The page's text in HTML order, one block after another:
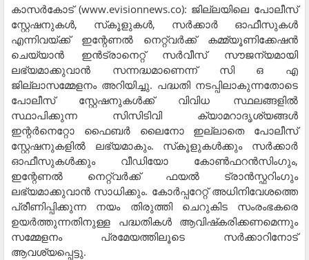
കാസര്‍കോട് (www.evisionnews.co): ജില്ലയിലെ പോലീസ്
സ്റ്റേഷനുകള്‍, സ്‌കൂളുകള്‍, സര്‍ക്കാര്‍ ഓഫീസുകള്‍
എന്നിവയ്ക്ക് ഇന്റേണല്‍ നെറ്റ്വര്‍ക്ക് കമ്മ്യൂണിക്കേഷന്‍
ചെയ്യാന്‍ ഇന്‍ട്രാനെറ്റ് സര്‍വീസ് സൗജന്യമായി
ലഭ്യമാക്കുവാന്‍ സന്നദ്ധമാണെന്ന് സി ഒ എ
ജില്ലാസമ്മേളനം അറിയിച്ചു. പദ്ധതി നടപ്പിലാകുന്നതോടെ
പോലീസ് സ്റ്റേഷനുകള്‍ക്ക് വിവിധ സ്ഥലങ്ങളില്‍
സ്ഥാപിക്കുന്ന സിസിടിവി ക്യാമറാദൃശ്യങ്ങള്‍
ഇന്റര്‍നെറ്റോ ഫൈബര്‍ ലൈനോ ഇല്ലാതെ പോലീസ്
സ്റ്റേഷനുകളില്‍ ലഭ്യമാകും. സ്‌കൂളുകള്‍ക്കും സര്‍ക്കാര്‍
ഓഫീസുകള്‍ക്കും വീഡിയോ കോണ്‍ഫറന്‍സിംഗും,
ഇന്റേണല്‍ നെറ്റ്വര്‍ക്ക് ഫയല്‍ ട്രാന്‍സ്ഫറിംഗും
ലഭ്യമാക്കുവാന്‍ സാധിക്കും. കോര്‍പ്പറേറ്റ് അധിനിവേശത്തെ
പ്രീണിപ്പിക്കുന്ന നയം തിരുത്തി ചെറുകിട സംരംഭകരെ
ഉയര്‍ത്തുന്നതിനുള്ള പദ്ധതികള്‍ ആവിഷ്‌കരിക്കണമെന്നും
സമ്മേളനം പ്രമേയത്തിലൂടെ സര്‍ക്കാറിനോട്
ആവശ്യപ്പെട്ടു.